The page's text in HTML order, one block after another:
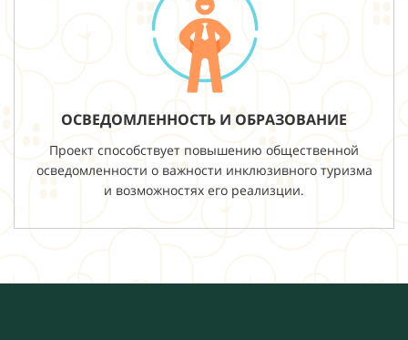
ОСВЕДОМЛЕННОСТЬ И ОБРАЗОВАНИЕ
Проект способствует повышению общественной
осведомленности о важности инклюзивного туризма
и возможностях его реализции.